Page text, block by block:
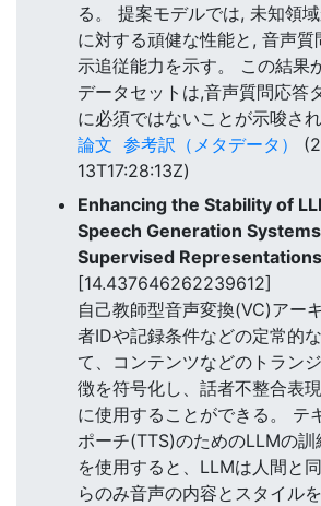
る。 提案モデルでは, 未知領
に対する頑健な性能と, 音声質
示追従能力を示す。 この結果
データセットは,音声質問応答
に必須ではないことが示唆され
論文 参考訳（メタデータ）
13T17:28:13Z)
Enhancing the Stability of
Speech Generation
Supervised Representations
[14.437646262239612]
自己教師型音声変換(VC)アー
者IDや記録条件などの定常的
て、コンテンツなどのトラン
徴を符号化し、話者不整合表
に使用することができる。 テ
ポーチ(TTS)のためのLLMの
を使用すると、LLMは人間と
らのみ音声の内容とスタイル